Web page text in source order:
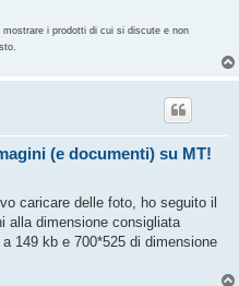
mostrare i prodotti di cui si discute e non
(e documenti) su MT!
caricare delle foto, ho seguito il
alla dimensione consigliata
149 kb e 700*525 di dimensione